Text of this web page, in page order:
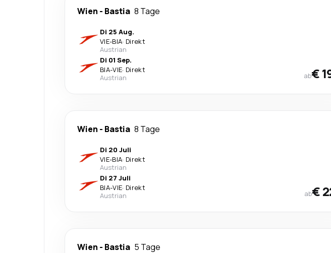
Wien - Bastia 8 Tage
Di 25 Aug.
VIE-BIA· Direkt
Austrian
Di 01 Sep.
BIA-VIE· Direkt
Austrian
ab€
Wien - Bastia 8 Tage
Di 20 Juli
VIE-BIA· Direkt
Austrian
Di 27 Juli
BIA-VIE· Direkt
Austrian
ab€
Wien - Bastia 5 Tage